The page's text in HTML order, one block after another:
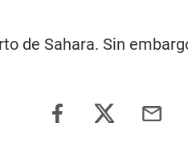
de Sahara. Sin